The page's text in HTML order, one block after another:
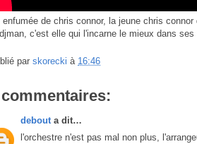
de chris connor, la jeune chris
c'est elle qui l'incarne le mieux dans
par skorecki à 16:46
debout a dit…
l'orchestre n'est pas mal non plus,